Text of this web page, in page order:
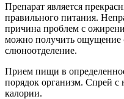
Препарат является
правильного питания.
причина проблем с
можно получить ощущение
слюноотделение.
Прием пищи в
порядок организм. Спрей с
калории.